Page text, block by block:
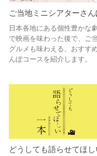
ご当地ミニシアターさ
日本各地にある個性豊かな
で映画を味わった後で、ご
グルメも味わえる、おすす
んぽコースを紹介します。
どうしても語らせてほし